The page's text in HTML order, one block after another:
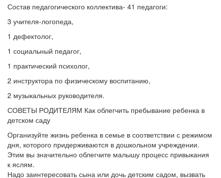
Состав педагогического коллектива- 41 педагоги:
3 учителя-логопеда,
1 дефектолог,
1 социальный педагог,
1 практический психолог,
2 инструктора по физическому воспитанию,
2 музыкальных руководителя.
СОВЕТЫ РОДИТЕЛЯМ Как облегчить пребывание ребенка в
детском саду
Организуйте жизнь ребенка в семье в соответствии с режимом
дня, которого придерживаются в дошкольном учреждении.
Этим вы значительно облегчите малышу процесс привыкания
к яслям.
Надо заинтересовать сына или дочь детским садом, вызвать